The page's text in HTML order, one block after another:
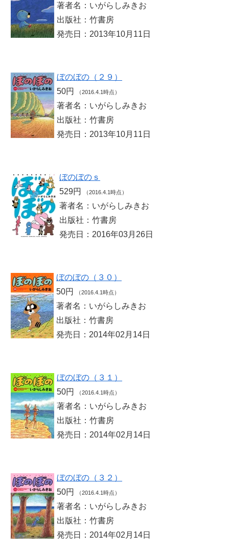
著者名：いがらしみきお
出版社：竹書房
発売日：2013年10月11日
ぼのぼの（２９）
50円
（2016.4.1時点）
著者名：いがらしみきお
出版社：竹書房
発売日：2013年10月11日
ぼのぼのｓ
529円
（2016.4.1時点）
著者名：いがらしみきお
出版社：竹書房
発売日：2016年03月26日
ぼのぼの（３０）
50円
（2016.4.1時点）
著者名：いがらしみきお
出版社：竹書房
発売日：2014年02月14日
ぼのぼの（３１）
50円
（2016.4.1時点）
著者名：いがらしみきお
出版社：竹書房
発売日：2014年02月14日
ぼのぼの（３２）
50円
（2016.4.1時点）
著者名：いがらしみきお
出版社：竹書房
発売日：2014年02月14日